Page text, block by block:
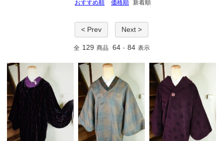
おすすめ順 価格順 新着順
< Prev Next >
全 129 商品 64 - 84 表示